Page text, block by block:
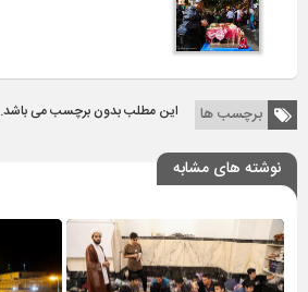
برچسب ها این مطلب بدون برچسب می باشد.
نوشته های مشابه